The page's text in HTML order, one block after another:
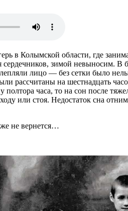
в Колымской области, где
зимой невыносим. В
лицо — без сетки было
рассчитаны на шестнадцать
часа, то на сон после
ходу или стоя. Недостаток сна
не вернется…